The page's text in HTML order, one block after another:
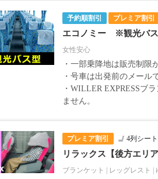
予約順割引 プレミア割引
エコノミー ※観光バス
女性安心
・一部乗降地は販売制限
・号車は出発前のメール
・WILLER EXPRESSブ
ません。
プレミア割引 4列シート
リラックス【後方エリ
ブランケット レッグレスト